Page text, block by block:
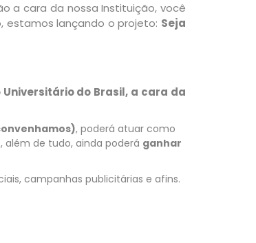
a cara da nossa Instituição, você
estamos lançando o projeto: Seja
do Brasil, a cara da
, poderá atuar como
de tudo, ainda poderá ganhar
campanhas publicitárias e afins.